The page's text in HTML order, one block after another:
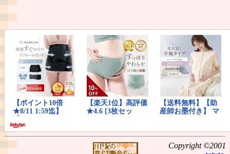
Copyright ©2001